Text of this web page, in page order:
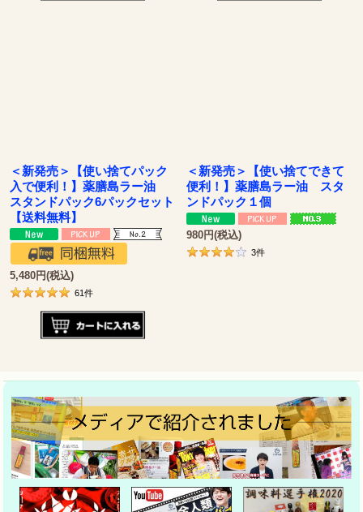
＜新発売＞【使い捨てパック
入で便利！】薬膳島ラー油
スタンドパック6パックセット
【送料無料】
5,480円(税込)
61 件
＜新発売＞【使い捨てできて
便利！】薬膳島ラー油 スタ
ンドパック１個
980円(税込)
3件